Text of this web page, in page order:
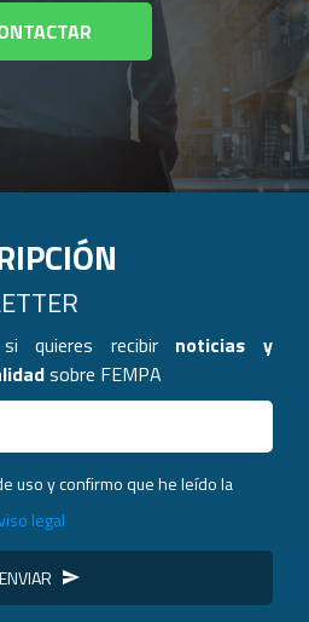
quieres recibir noticias y
sobre FEMPA
uso y confirmo que he leído la
legal
ENVIAR